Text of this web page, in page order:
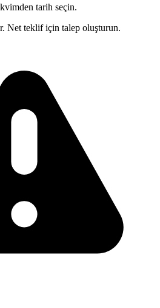
tarih seçin.
Net teklif için talep oluşturun.